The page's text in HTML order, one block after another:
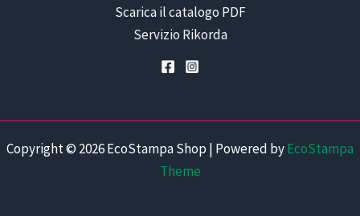
Scarica il catalogo PDF
Servizio Rikorda
Copyright © 2026 EcoStampa Shop | Powered byEcoStampa
Theme